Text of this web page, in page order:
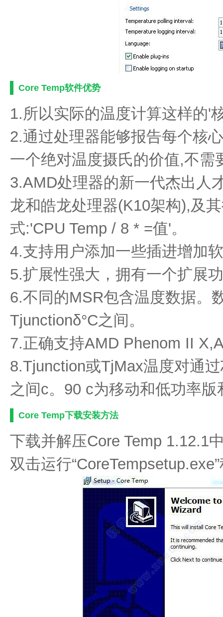
Core Temp软件优势
1.所以实际的温度计算这样的'
2.通过处理器能够报告每个核
一个绝对温度摄氏的价值,不需
3.AMD处理器的新一代杰出人
龙和皓龙处理器(K10架构),及
式:'CPU Temp / 8 * =值'。
4.支持用户添加一些插进增加
5.扩展性强大，拥有一个扩展
6.不同的MSR包含温度数据。
Tjunctionδ°C之间。
7.正确支持AMD Phenom II
8.Tjunction或TjMax温度对通
之间c。90 c为移动和低功率
Core Temp下载安装方法
下载并解压Core Temp 1.12.1
双击运行